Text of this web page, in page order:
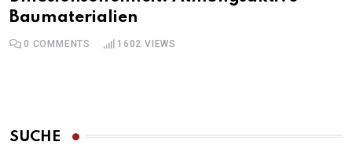
Baumaterialien
0 COMMENTS 1602 VIEWS
SUCHE